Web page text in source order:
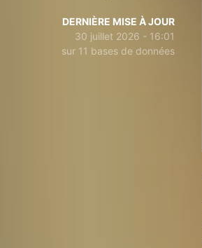
DERNIÈRE MISE À JOUR
30 juillet 2026 - 16:01
sur 11 bases de données